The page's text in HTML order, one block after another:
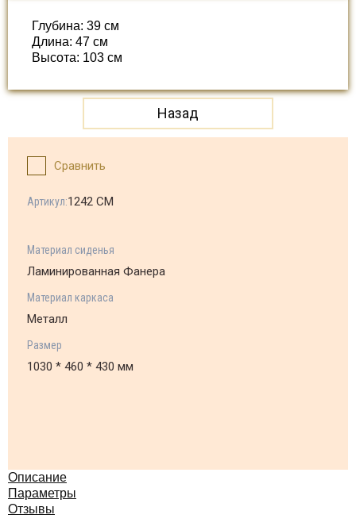
Глубина: 39 см
Длина: 47 см
Высота: 103 см
Назад
Сравнить
Артикул:1242 CM
Материал сиденья
Ламинированная Фанера
Материал каркаса
Металл
Размер
1030 * 460 * 430 мм
Описание
Параметры
Отзывы